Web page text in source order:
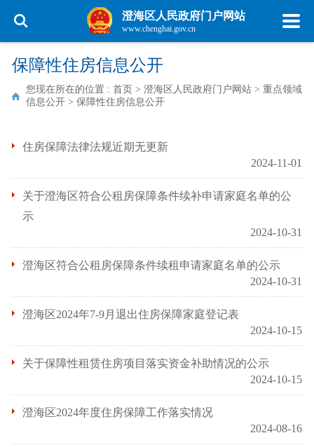
澄海区人民政府门户网站
www.chenghai.gov.cn
保障性住房信息公开
您现在所在的位置 : 首页 > 澄海区人民政府门户网站 > 重点领域
信息公开 > 保障性住房信息公开
住房保障法律法规近期无更新
2024-11-01
关于澄海区符合公租房保障条件续补申请家庭名单的公
示
2024-10-31
澄海区符合公租房保障条件续租申请家庭名单的公示
2024-10-31
澄海区2024年7-9月退出住房保障家庭登记表
2024-10-15
关于保障性租赁住房项目落实资金补助情况的公示
2024-10-15
澄海区2024年度住房保障工作落实情况
2024-08-16